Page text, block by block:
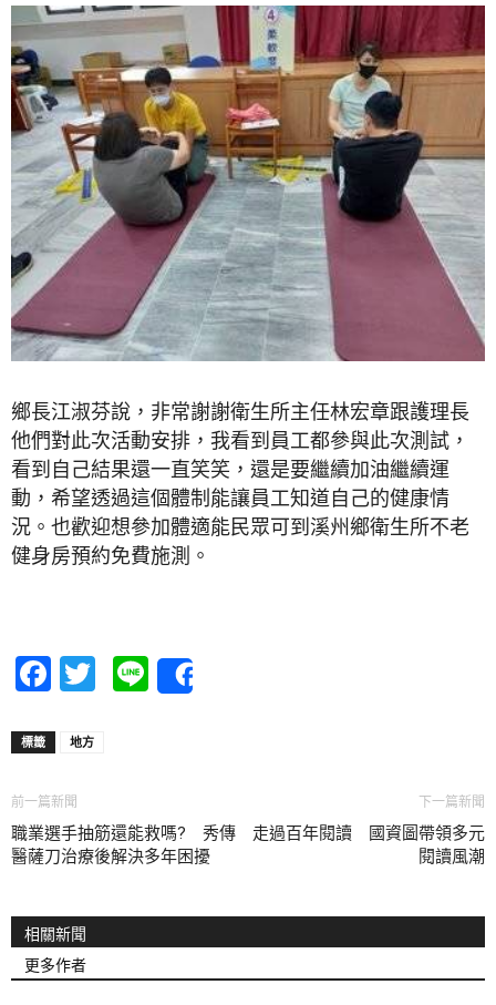
鄉長江淑芬說，非常謝謝衛生所主任林宏章跟護理長
他們對此次活動安排，我看到員工都參與此次測試，
看到自己結果還一直笑笑，還是要繼續加油繼續運
動，希望透過這個體制能讓員工知道自己的健康情
況。也歡迎想參加體適能民眾可到溪州鄉衛生所不老
健身房預約免費施測。
Facebook
Twitter
Line
標籤 地方
前一篇新聞
職業選手抽筋還能救嗎? 秀傳
醫薩刀治療後解決多年困擾
下一篇新聞
走過百年閱讀 國資圖帶領多元
閱讀風潮
相關新聞
更多作者